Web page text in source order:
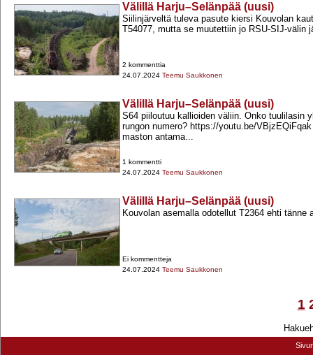
Välillä Harju–Selänpää (uusi)
Siilinjärveltä tuleva pasute kiersi Kouvolan
T54077, mutta se muutettiin jo RSU-​SIJ-​välin
2 kommenttia
24.07.2024 Teemu Saukkonen
Välillä Harju–Selänpää (uusi)
S64 piiloutuu kallioiden väliin. Onko tuulilasin
rungon numero? https://youtu.be/
maston antama...
1 kommentti
24.07.2024 Teemu Saukkonen
Välillä Harju–Selänpää (uusi)
Kouvolan asemalla odotellut T2364 ehti tänne
Ei kommentteja
24.07.2024 Teemu Saukkonen
1